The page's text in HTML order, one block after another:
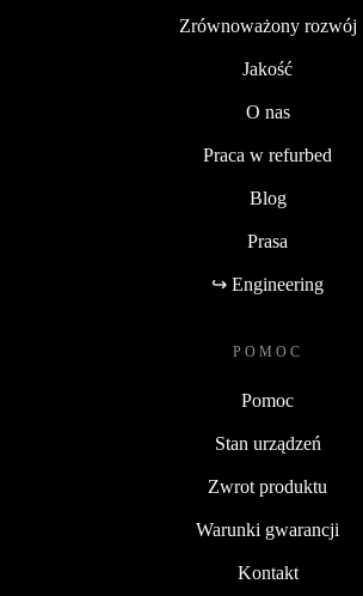
Zrównoważony rozwój
Jakość
O nas
Praca w refurbed
Blog
Prasa
↪ Engineering
POMOC
Pomoc
Stan urządzeń
Zwrot produktu
Warunki gwarancji
Kontakt